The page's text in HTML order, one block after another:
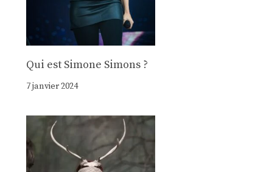
Qui est Simone Simons ?
7 janvier 2024